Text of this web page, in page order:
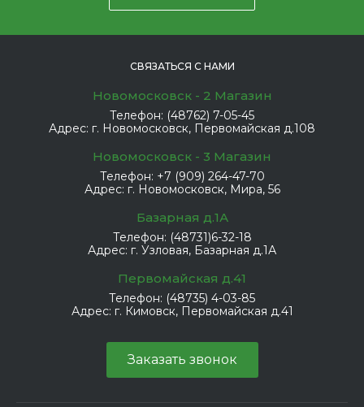
СВЯЗАТЬСЯ С НАМИ
Новомосковск - 2 Магазин
Телефон: (48762) 7-05-45
Адрес: г. Новомосковск, Первомайская д.108
Новомосковск - 3 Магазин
Телефон: +7 (909) 264-47-70
Адрес: г. Новомосковск, Мира, 56
Базарная д.1А
Телефон: (48731)6-32-18
Адрес: г. Узловая, Базарная д.1А
Первомайская д.41
Телефон: (48735) 4-03-85
Адрес: г. Кимовск, Первомайская д.41
Заказать звонок